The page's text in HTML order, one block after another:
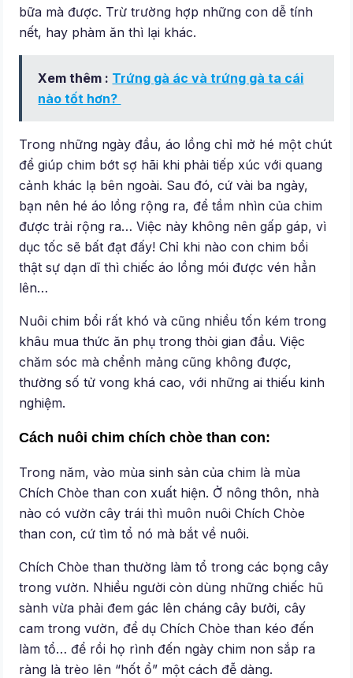
bữa mà được. Trừ trường hợp những con dễ tính
nết, hay phàm ăn thì lại khác.
Xem thêm : Trứng gà ác và trứng gà ta cái
nào tốt hơn?
Trong những ngày đầu, áo lồng chỉ mở hé một chút
để giúp chim bớt sợ hãi khi phải tiếp xúc với quang
cảnh khác lạ bên ngoài. Sau đó, cứ vài ba ngày,
bạn nên hé áo lồng rộng ra, để tầm nhìn của chim
được trải rộng ra… Việc này không nên gấp gáp, vì
dục tốc sẽ bất đạt đấy! Chỉ khi nào con chim bổi
thật sự dạn dĩ thì chiếc áo lồng mói được vén hẳn
lên…
Nuôi chim bổi rất khó và cũng nhiều tốn kém trong
khâu mua thức ăn phụ trong thòi gian đầu. Việc
chăm sóc mà chểnh mảng cũng không được,
thường số tử vong khá cao, với những ai thiếu kinh
nghiệm.
Cách nuôi chim chích chòe than con:
Trong năm, vào mùa sinh sản của chim là mùa
Chích Chòe than con xuất hiện. Ở nông thôn, nhà
nào có vườn cây trái thì muôn nuôi Chích Chòe
than con, cứ tìm tổ nó mà bắt về nuôi.
Chích Chòe than thường làm tổ trong các bọng cây
trong vườn. Nhiều người còn dùng những chiếc hũ
sành vừa phải đem gác lên cháng cây bưởi, cây
cam trong vườn, để dụ Chích Chòe than kéo đến
làm tổ… để rồi họ rình đến ngày chim non sắp ra
ràng là trèo lên “hốt ổ” một cách đễ dàng.